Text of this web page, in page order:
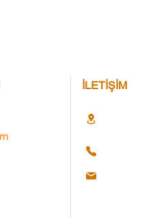
İLETİŞİM